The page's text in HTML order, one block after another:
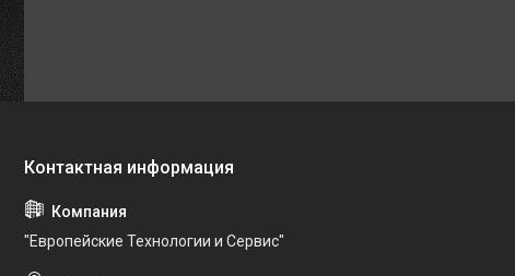
"Европейские Технологии и Сервис"